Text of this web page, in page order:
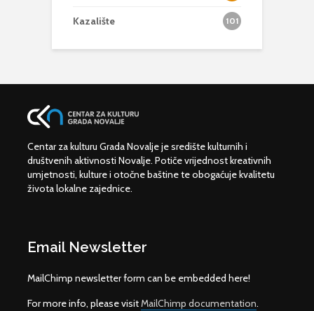
Kazalište 101
Centar za kulturu Grada Novalje je središte kulturnih i
društvenih aktivnosti Novalje. Potiče vrijednost kreativnih
umjetnosti, kulture i otočne baštine te obogaćuje kvalitetu
života lokalne zajednice.
Email Newsletter
MailChimp newsletter form can be embedded here!
For more info, please visitMailChimp documentation.